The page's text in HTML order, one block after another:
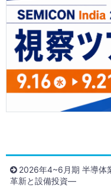
2026年4~6月期 半導体
革新と設備投資―